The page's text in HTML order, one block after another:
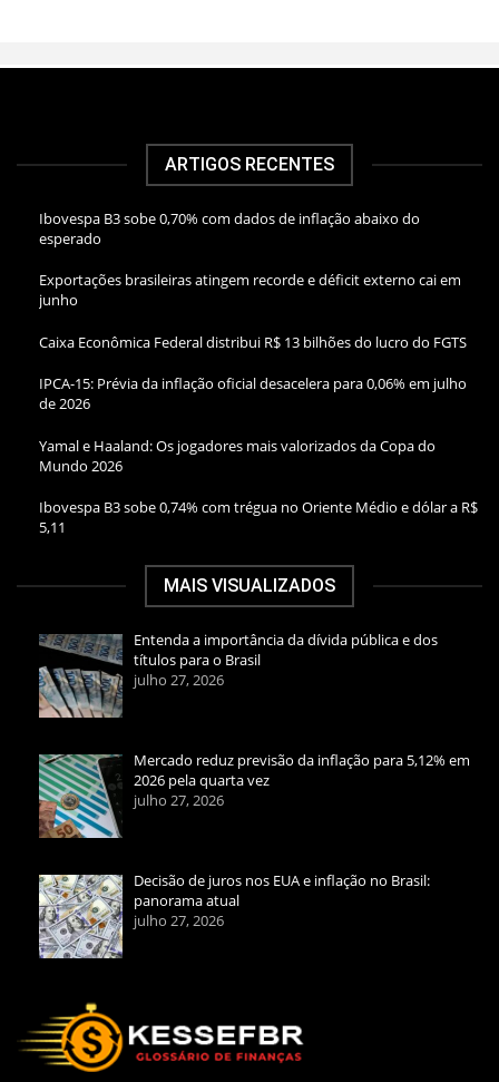
ARTIGOS RECENTES
Ibovespa B3 sobe 0,70% com dados de inflação abaixo do
esperado
Exportações brasileiras atingem recorde e déficit externo cai em
junho
Caixa Econômica Federal distribui R$ 13 bilhões do lucro do FGTS
IPCA-15: Prévia da inflação oficial desacelera para 0,06% em julho
de 2026
Yamal e Haaland: Os jogadores mais valorizados da Copa do
Mundo 2026
Ibovespa B3 sobe 0,74% com trégua no Oriente Médio e dólar a R$
5,11
MAIS VISUALIZADOS
Entenda a importância da dívida pública e dos
títulos para o Brasil
julho 27, 2026
Mercado reduz previsão da inflação para 5,12% em
2026 pela quarta vez
julho 27, 2026
Decisão de juros nos EUA e inflação no Brasil:
panorama atual
julho 27, 2026